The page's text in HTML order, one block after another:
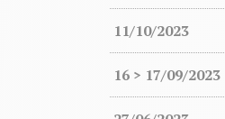
11/10/2023
16 > 17/09/2023